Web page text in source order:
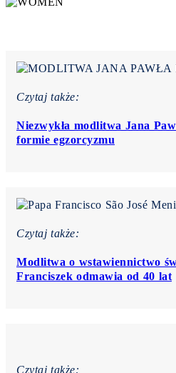
Czytaj także:
Niezwykła modlitwa Jana
formie egzorcyzmu
Czytaj także:
Modlitwa o wstawiennictwo
Franciszek odmawia od 40 lat
Czytaj także: